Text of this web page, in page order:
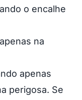
o encalhe
na
apenas
perigosa. Se